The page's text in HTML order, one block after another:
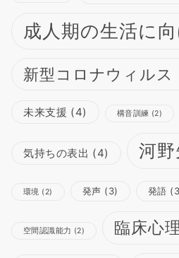
成人期の生活に
新型コロナウィルス
未来支援 (4) 構音訓練 (2)
気持ちの表出 (4) 河野
環境 (2) 発声 (3) 発語
空間認識能力 (2) 臨床心